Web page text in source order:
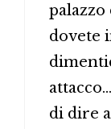
palazzo
dovete
di dire